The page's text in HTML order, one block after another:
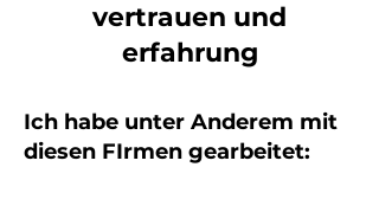
vertrauen und
erfahrung
Ich habe unter Anderem mit
diesen FIrmen gearbeitet: